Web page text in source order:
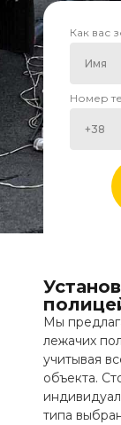
Как вас
Номер
Мы
лежачих
учитывая
объекта.
типа